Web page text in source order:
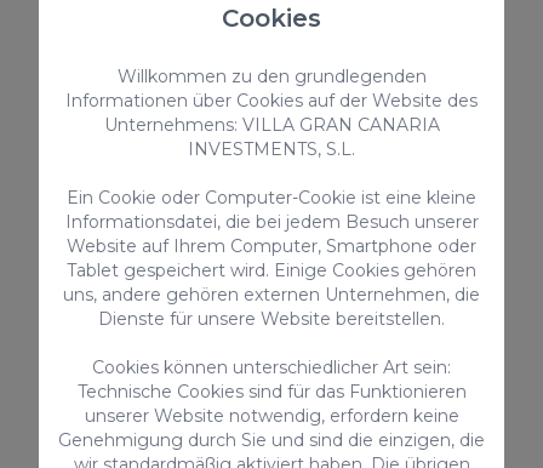
Bungalow New VelSuites IV
in Playa del Inglés, in einem kleinen Komplex von
nur 4 Bungalows, mit Zugang zu einem
Gemeinschaftspool und 2 Schlafzimmern mit Platz
für bis zu 5 Personen.
5 2 2
Cookies
Willkommen zu den grundlegenden
Informationen über Cookies auf der Website des
Unternehmens: VILLA GRAN CANARIA
INVESTMENTS, S.L.
Ein Cookie oder Computer-Cookie ist eine kleine
Informationsdatei, die bei jedem Besuch unserer
Website auf Ihrem Computer, Smartphone oder
Tablet gespeichert wird. Einige Cookies gehören
uns, andere gehören externen Unternehmen, die
Dienste für unsere Website bereitstellen.
Cookies können unterschiedlicher Art sein:
Technische Cookies sind für das Funktionieren
unserer Website notwendig, erfordern keine
Genehmigung durch Sie und sind die einzigen, die